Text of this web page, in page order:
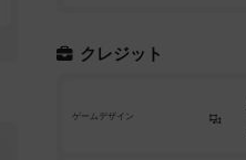
クレジット
ゲームデザイン